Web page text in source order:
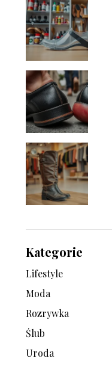
Kategorie
Lifestyle
Moda
Rozrywka
Ślub
Uroda